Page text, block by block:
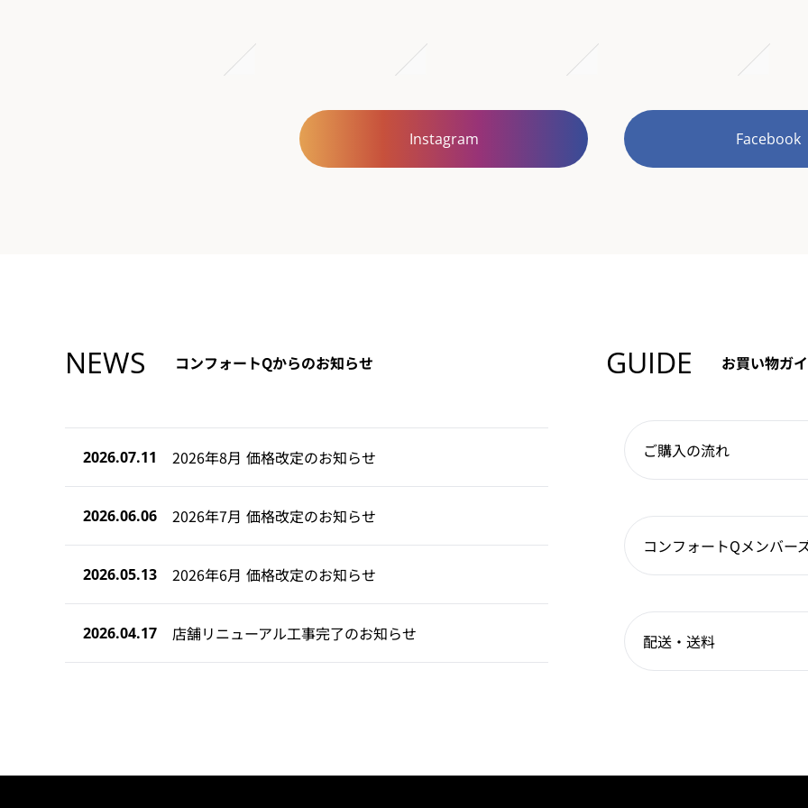
Instagram Facebook
NEWS コンフォートQからのお知らせ
2026.07.11 2026年8月 価格改定のお知らせ
2026.06.06 2026年7月 価格改定のお知らせ
2026.05.13 2026年6月 価格改定のお知らせ
2026.04.17 店舗リニューアル工事完了のお知らせ
GUIDE お買い物ガ
ご購入の流れ
コンフォートQメンバー
配送・送料